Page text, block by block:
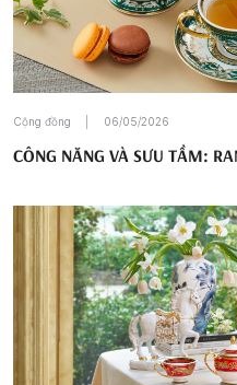
Cộng đồng 06/05/2026
CÔNG NĂNG VÀ SƯU TẦM: